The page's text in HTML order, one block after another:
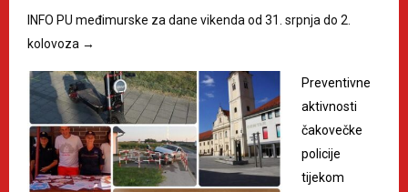
INFO PU međimurske za dane vikenda od 31. srpnja do 2.
kolovoza →
Preventivne
aktivnosti
čakovečke
policije
tijekom